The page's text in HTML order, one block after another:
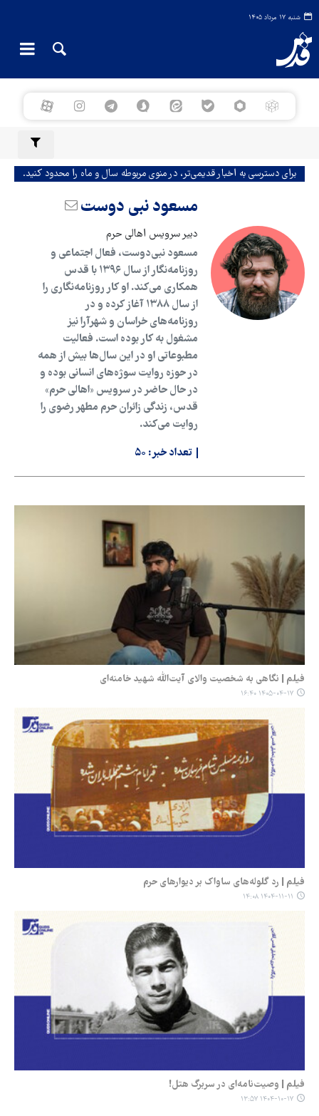
شنبه ۱۷ مرداد ۱۴۰۵
برای دسترسی به اخبار قدیمی‌تر، در منوی مربوطه سال و ماه را محدود کنید.
مسعود نبی دوست
دبیر سرویس اهالی حرم
مسعود نبی‌دوست، فعال اجتماعی و
روزنامه‌نگار از سال ۱۳۹۶ با قدس
همکاری می‌کند. او کار روزنامه‌نگاری را
از سال ۱۳۸۸ آغاز کرده و در
روزنامه‌های خراسان و شهرآرا نیز
مشغول به کار بوده است. فعالیت
مطبوعاتی او در این سال‌ها بیش از همه
در حوزه روایت سوژه‌های انسانی بوده و
در حال حاضر در سرویس «اهالی حرم»
قدس، زندگی زائران حرم مطهر رضوی را
روایت می‌کند.
تعداد خبر: ۵۰
فیلم | نگاهی به شخصیت والای آیت‌الله شهید خامنه‌ای
۱۴۰۵-۰۴-۱۷ ۱۶:۴۰
فیلم | رد گلوله‌های ساواک بر دیوارهای حرم
۱۴۰۴-۱۱-۱۱ ۱۴:۰۸
فیلم | وصیت‌نامه‌ای در سربرگ هتل!
۱۴۰۴-۱۰-۱۷ ۱۳:۵۷